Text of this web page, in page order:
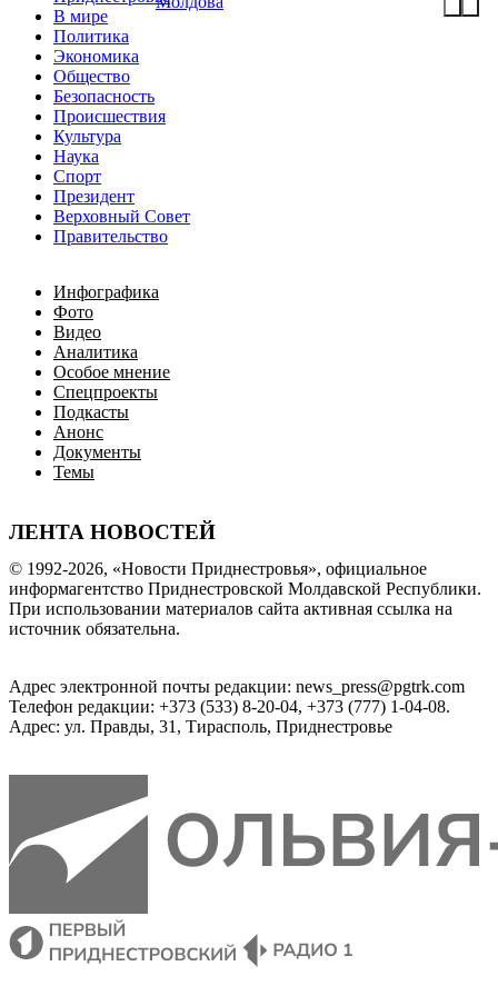
В мире
Политика
Экономика
Общество
Безопасность
Происшествия
Культура
Наука
Спорт
Президент
Верховный Совет
Правительство
Инфографика
Фото
Видео
Аналитика
Особое мнение
Спецпроекты
Подкасты
Анонс
Документы
Темы
ЛЕНТА НОВОСТЕЙ
© 1992-2026, «Новости Приднестровья», официальное
информагентство Приднестровской Молдавской Республики.
При использовании материалов сайта активная ссылка на
источник обязательна.
Адрес электронной почты редакции: news_press@pgtrk.com
Телефон редакции: +373 (533) 8-20-04, +373 (777) 1-04-08.
Адрес: ул. Правды, 31, Тирасполь, Приднестровье